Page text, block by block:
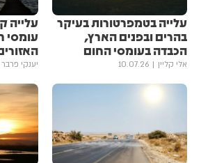
עלייה בטמפרטורות בעיקר
בהרים ובפנים הארץ,
הכבדה בעומסי החום
אלי קליין 10.07.26
עלייה
עומסי
יענקי פרבר